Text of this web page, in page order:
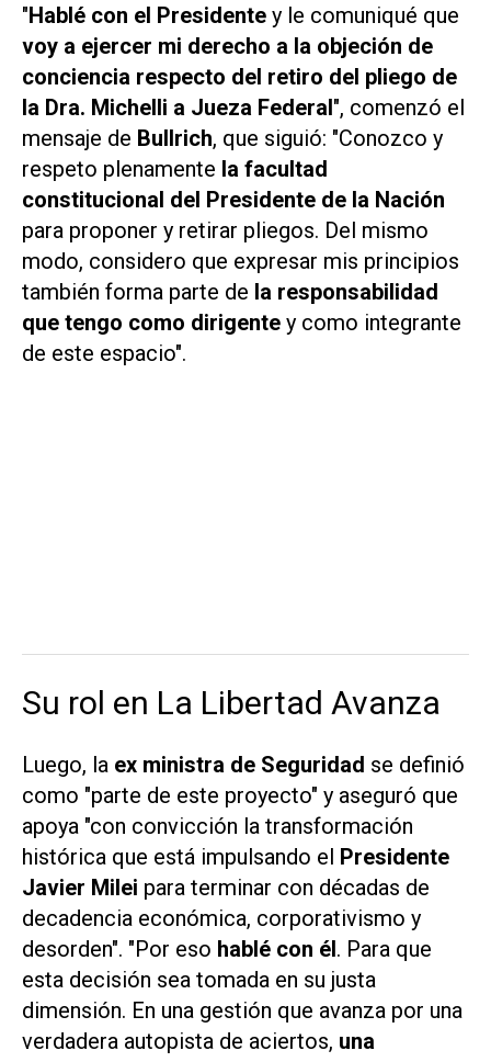
"Hablé con el Presidente y le comuniqué que
voy a ejercer mi derecho a la objeción de
conciencia respecto del retiro del pliego de
la Dra. Michelli a Jueza Federal", comenzó el
mensaje de Bullrich, que siguió: "Conozco y
respeto plenamente la facultad
constitucional del Presidente de la Nación
para proponer y retirar pliegos. Del mismo
modo, considero que expresar mis principios
también forma parte de la responsabilidad
que tengo como dirigente y como integrante
de este espacio".
Su rol en La Libertad Avanza
Luego, la ex ministra de Seguridad se definió
como "parte de este proyecto" y aseguró que
apoya "con convicción la transformación
histórica que está impulsando el Presidente
Javier Milei para terminar con décadas de
decadencia económica, corporativismo y
desorden". "Por eso hablé con él. Para que
esta decisión sea tomada en su justa
dimensión. En una gestión que avanza por una
verdadera autopista de aciertos, una